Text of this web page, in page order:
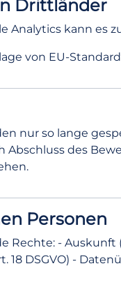
Drittländer
Analytics kann es
von EU-
nur so lange
des
Personen
- Auskunft
DSGVO) -